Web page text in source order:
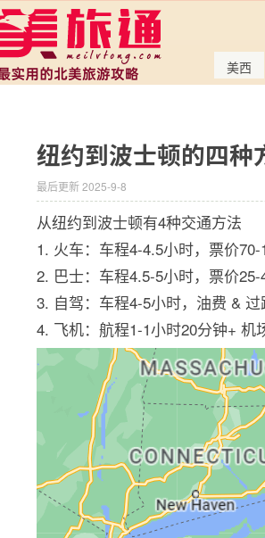
美西
纽约到波士顿的四种
最后更新 2025-9-8
从纽约到波士顿有4种交通方法
1. 火车：车程4-4.5小时，票价70-
2. 巴士：车程4.5-5小时，票价
3. 自驾：车程4-5小时，油费 &
4. 飞机：航程1-1小时20分钟+ 机